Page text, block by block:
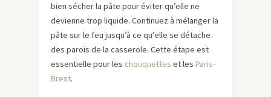
bien sécher la pâte pour éviter qu’elle ne
devienne trop liquide. Continuez à mélanger la
pâte sur le feu jusqu’à ce qu’elle se détache
des parois de la casserole. Cette étape est
essentielle pour les chouquettes et les Paris-
Brest.